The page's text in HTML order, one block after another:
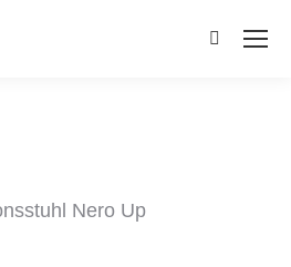
Search: